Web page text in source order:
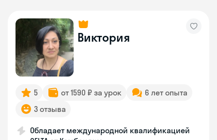
Виктория
5 от 1590 ₽ за урок
6 лет опыта
3 отзыва
Обладает международной квалификацией